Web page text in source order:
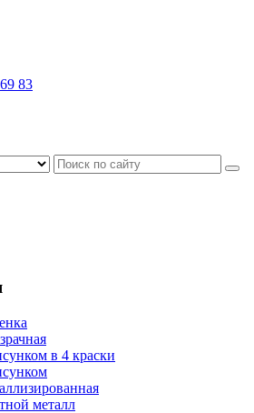
83
в 4 краски
металл